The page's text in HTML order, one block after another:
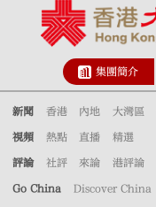
集團簡介
新聞 香港 內地 大灣區
視頻 熱點 直播 精選
評論 社評 來論 港評論
Go China Discover China